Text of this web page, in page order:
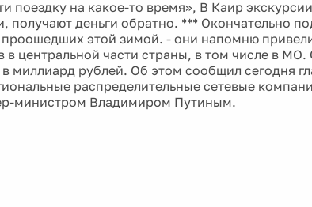
поездку на какое-то время», В Каир
получают деньги обратно. *** Окончательно
этой зимой. - они напомню
в центральной части страны, в том числе в
миллиард рублей. Об этом сообщил сегодня
распределительные сетевые
министром Владимиром Путиным.